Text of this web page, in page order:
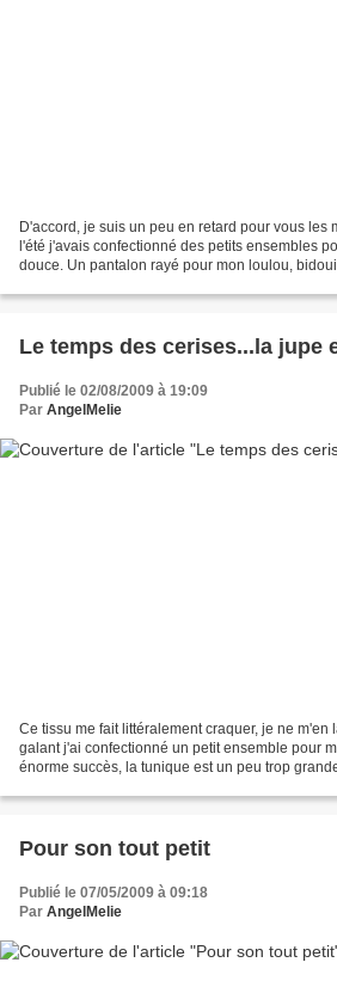
D'accord, je suis un peu en retard pour vous les
l'été j'avais confectionné des petits ensembles
douce. Un pantalon rayé pour mon loulou,
Le temps des cerises...la jupe
Publié le 02/08/2009 à 19:09
Par AngelMelie
Ce tissu me fait littéralement craquer, je ne m'en
galant j'ai confectionné un petit ensemble pour
énorme succès, la tunique est un peu trop
Pour son tout petit
Publié le 07/05/2009 à 09:18
Par AngelMelie